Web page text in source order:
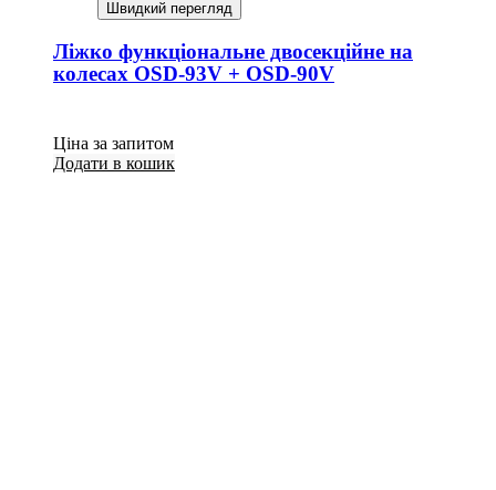
Швидкий перегляд
Ліжко функціональне двосекційне на
колесах OSD-93V + OSD-90V
Ціна за запитом
Додати в кошик